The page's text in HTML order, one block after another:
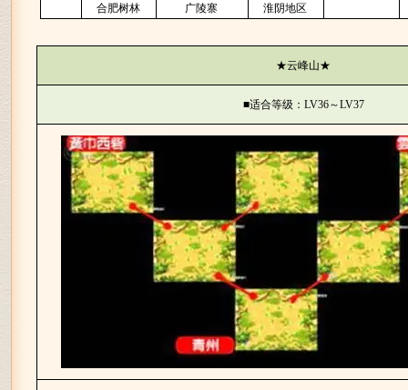
合肥树林
广陵寨 淮阴地区
★云峰山★
■适合等级： LV36～LV37